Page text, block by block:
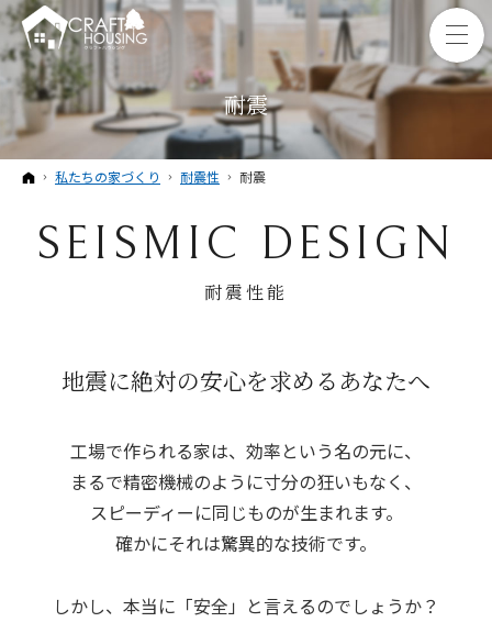
耐震
ホーム
私たちの家づくり 耐震性 耐震
SEISMIC DESIGN
耐震性能
地震に絶対の安心を求めるあなたへ
工場で作られる家は、効率という名の元に、
まるで精密機械のように寸分の狂いもなく、
スピーディーに同じものが生まれます。
確かにそれは驚異的な技術です。
しかし、本当に「安全」と言えるのでしょうか？